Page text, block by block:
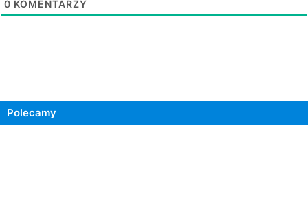
0 KOMENTARZY
Polecamy